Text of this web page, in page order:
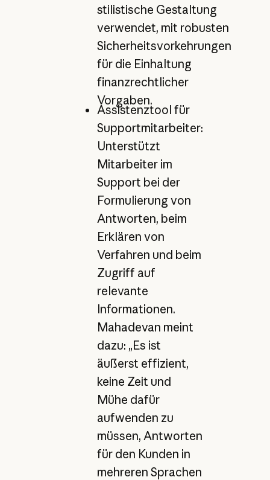
stilistische Gestaltung
verwendet, mit robusten
Sicherheitsvorkehrungen
für die Einhaltung
finanzrechtlicher
Vorgaben.
Assistenztool für
Supportmitarbeiter:
Unterstützt
Mitarbeiter im
Support bei der
Formulierung von
Antworten, beim
Erklären von
Verfahren und beim
Zugriff auf
relevante
Informationen.
Mahadevan meint
dazu: „Es ist
äußerst effizient,
keine Zeit und
Mühe dafür
aufwenden zu
müssen, Antworten
für den Kunden in
mehreren Sprachen